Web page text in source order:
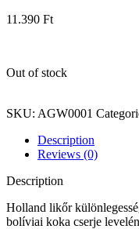
11.390 Ft
Out of stock
SKU: AGW0001
Description
Reviews (0)
Description
Holland likőr
bolíviai koka cserje